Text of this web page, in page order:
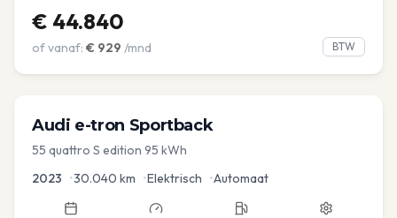
€ 44.840
of vanaf: € 929 /mnd BTW
Audi e-tron Sportback
55 quattro S edition 95 kWh
2023 •30.040 km •Elektrisch •Automaat